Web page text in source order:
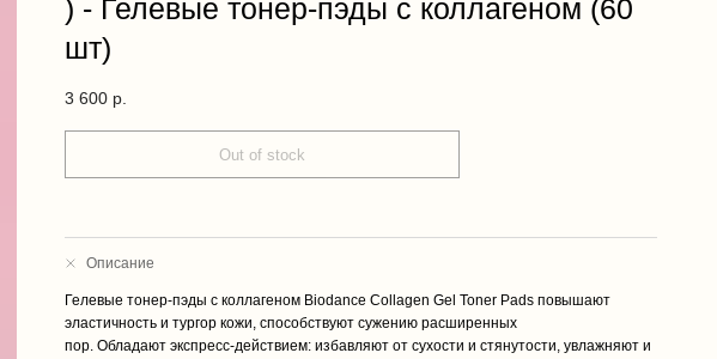
) - Гелевые тонер-пэды с коллагеном (60
шт)
3 600 р.
Out of stock
Описание
Гелевые тонер-пэды с коллагеном Biodance Collagen Gel Toner Pads повышают
эластичность и тургор кожи, способствуют сужению расширенных
пор. Обладают экспресс-действием: избавляют от сухости и стянутости, увлажняют и